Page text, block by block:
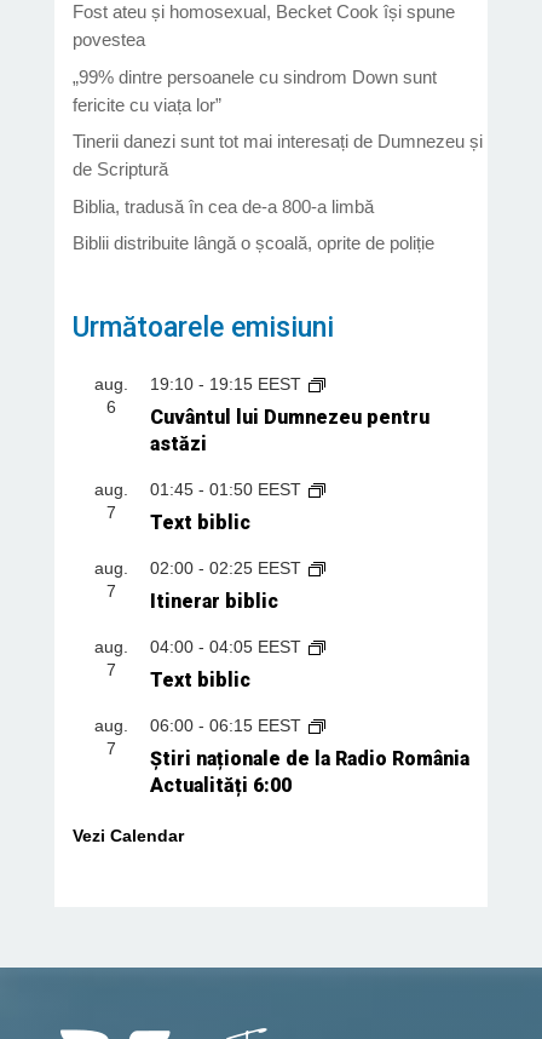
Fost ateu și homosexual, Becket Cook își spune
povestea
„99% dintre persoanele cu sindrom Down sunt
fericite cu viața lor”
Tinerii danezi sunt tot mai interesați de Dumnezeu și
de Scriptură
Biblia, tradusă în cea de-a 800-a limbă
Biblii distribuite lângă o școală, oprite de poliție
Următoarele emisiuni
aug.
6
19:10- 19:15 EEST
Cuvântul lui Dumnezeu pentru
astăzi
aug.
7
01:45- 01:50 EEST
Text biblic
aug.
7
02:00- 02:25 EEST
Itinerar biblic
aug.
7
04:00- 04:05 EEST
Text biblic
aug.
7
06:00- 06:15 EEST
Știri naționale de la Radio România
Actualități 6:00
Vezi Calendar